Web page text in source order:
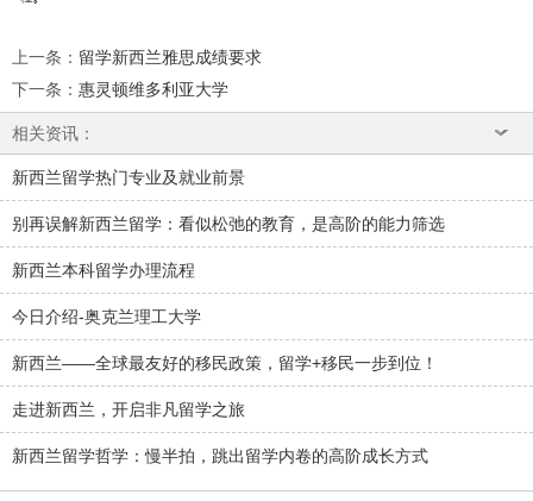
上一条 ： 留学新西兰雅思成绩要求
下一条 ： 惠灵顿维多利亚大学
相关资讯：
新西兰留学热门专业及就业前景
别再误解新西兰留学：看似松弛的教育，是高阶的能力筛选
新西兰本科留学办理流程
今日介绍-奥克兰理工大学
新西兰——全球最友好的移民政策，留学+移民一步到位！
走进新西兰，开启非凡留学之旅
新西兰留学哲学：慢半拍，跳出留学内卷的高阶成长方式